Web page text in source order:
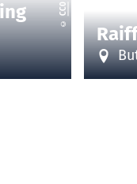
©
CC0